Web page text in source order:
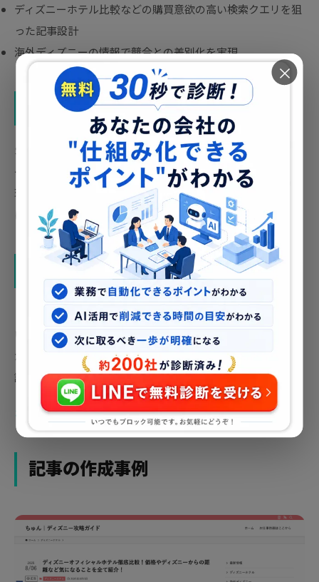
ディズニーホテル比較などの購買意欲の高い検索クエリを狙
った記事設計
海外ディズニーの情報で競合との差別化を実現
成果
SWELLテーマの柔軟なカスタマイズ性を活かし、ディズニ
ー・テーマパークジャンルに最適化されたサイト設計を実
現。SEO対策・コンテンツ戦略の両面からサポートし、読者
にとって価値のあるメディアへと成長させました。
メディア運用のご相談
「ブログを始めたいけど何から手をつければいいかわからな
い」「記事を書いても検索に出てこない」——そんなお悩み
があれば、お気軽にご相談ください。ジャンル選定からSEO
設計、記事制作まで一気通貫でサポートいたします。
お問い合わせはこちら →
記事の作成事例
×